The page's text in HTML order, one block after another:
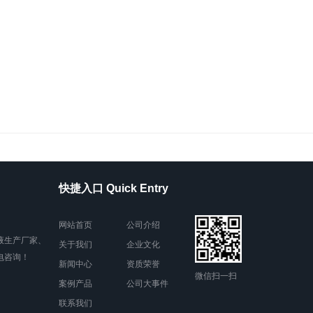
产厂家、
询！
快捷入口 Quick Entry
网站首页
关于我们
新闻中心
案例产品
联系我们
公司介绍
企业文化
资质荣誉
公司大事件
微信扫一扫